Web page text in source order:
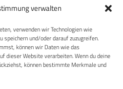
verwalten
verwenden wir Technologien wie
speichern und/oder darauf zuzugreifen.
können wir Daten wie das
dieser Website verarbeiten. Wenn du deine
können bestimmte Merkmale und